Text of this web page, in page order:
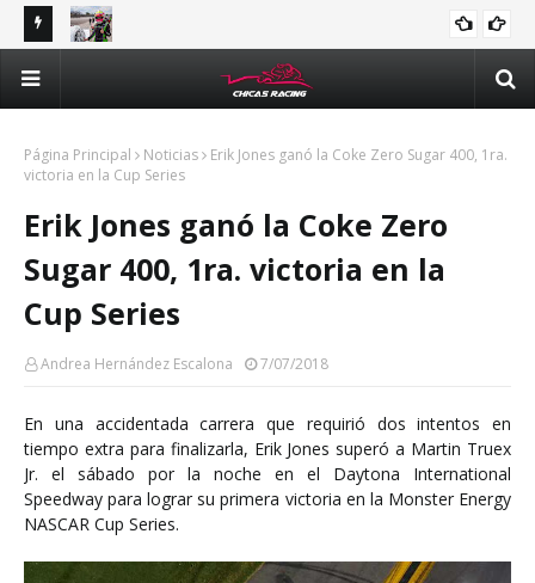
Majo Rodríguez apunta a seguir escalando posiciones en
Challenge Series durante la visita a Querétaro
Página Principal Noticias
Erik Jones ganó la Coke Zero Sugar 400, 1ra.
victoria en la Cup Series
Erik Jones ganó la Coke Zero
Sugar 400, 1ra. victoria en la
Cup Series
Andrea Hernández Escalona 7/07/2018
En una accidentada carrera que requirió dos intentos en
tiempo extra para finalizarla, Erik Jones superó a Martin Truex
Jr. el sábado por la noche en el Daytona International
Speedway para lograr su primera victoria en la Monster Energy
NASCAR Cup Series.